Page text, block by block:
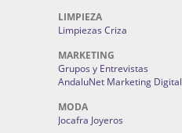
LIMPIEZA
Limpiezas Criza
MARKETING
Grupos y Entrevistas
AndaluNet Marketing Digital
MODA
Jocafra Joyeros